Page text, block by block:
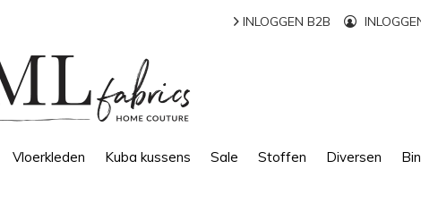
Vloerkleden Kuba kussens Sale Stoffen Diversen
INLOGGEN B2B